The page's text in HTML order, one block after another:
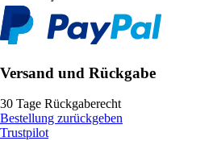
Versand und Rückgabe
30 Tage Rückgaberecht
Bestellung zurückgeben
Trustpilot